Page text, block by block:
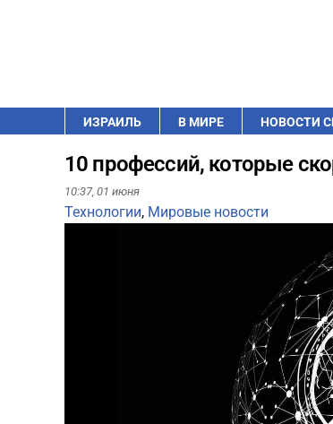
ИЗРАИЛЬ В МИРЕ НОВОСТИ
10 профессий, которые
10:37, 01 июня
Технологии, Мировые новости